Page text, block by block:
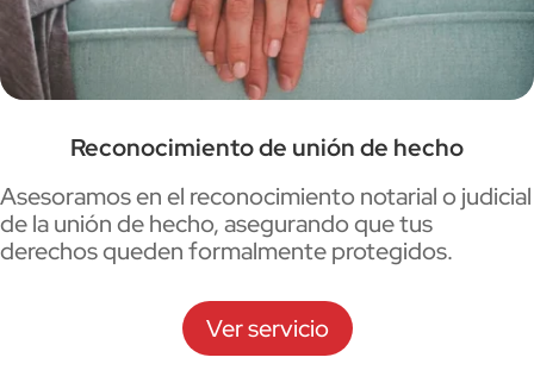
Reconocimiento de unión de hecho
Asesoramos en el reconocimiento notarial o judicial
de la unión de hecho, asegurando que tus
derechos queden formalmente protegidos.
Ver servicio